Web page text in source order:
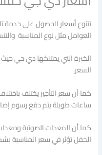
تتنوع أسعار الحصول على خدمة
العوامل مثل نوع المناسبة
الخبرة التي يمتلكها دي جي
السعر.
كما أن سعر التأجير يختلف
ساعات طويلة يتم دفع رسوم
كما أن المعدات الصوتية
الحفل تؤثر في سعر المناسبة